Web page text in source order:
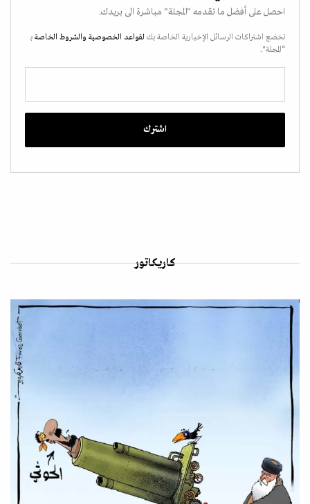
احصل على أفضل ما تقدمه "المجلة" مباشرة الى بريدك.
تخضع اشتراكات الرسائل الإخبارية الخاصة بك لقواعد الخصوصية والشروط الخاصة بـ
“المجلة".
كاريكاتور